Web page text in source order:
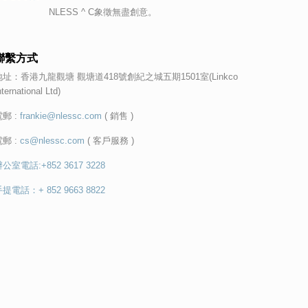
NLESS ^ C象徵無盡創意。
繫方式
址：香港九龍觀塘 觀塘道418號創紀之城五期1501室(Linkco
Ltd)
郵 :frankie@nlessc.com ( 銷售 )
郵 :cs@nlessc.com ( 客戶服務 )
公室電話:+852 3617 3228
提電話：+ 852 9663 8822